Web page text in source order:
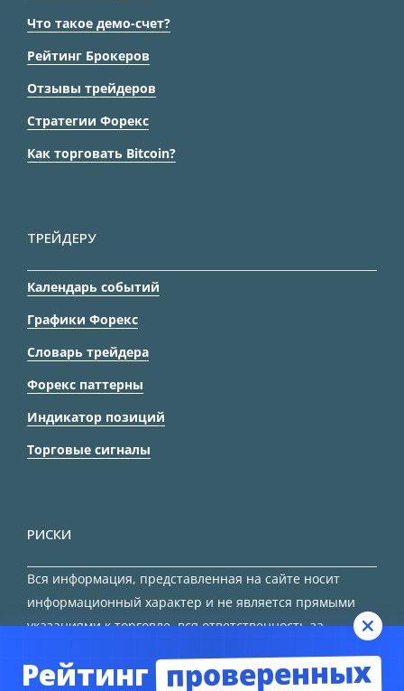
Что такое демо-счет?
Рейтинг Брокеров
Отзывы трейдеров
Стратегии Форекс
Как торговать Bitcoin?
ТРЕЙДЕРУ
Календарь событий
Графики Форекс
Словарь трейдера
Форекс паттерны
Индикатор позиций
Торговые сигналы
РИСКИ
Вся информация, представленная на сайте носит
информационный характер и не является прямыми
указаниями к торговле, вся ответственность за
Рейтинг проверенных